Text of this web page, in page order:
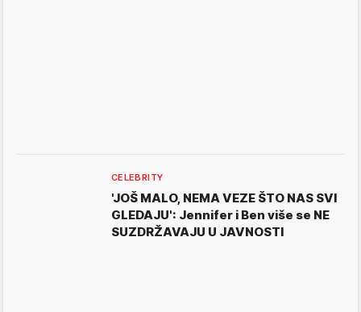
CELEBRITY
'JOŠ MALO, NEMA VEZE ŠTO NAS SVI
GLEDAJU': Jennifer i Ben više se NE
SUZDRŽAVAJU U JAVNOSTI